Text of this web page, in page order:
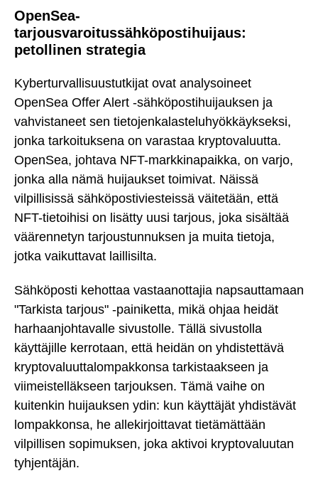
OpenSea-
tarjousvaroitussähköpostihuijaus:
petollinen strategia
Kyberturvallisuustutkijat ovat analysoineet
OpenSea Offer Alert -sähköpostihuijauksen ja
vahvistaneet sen tietojenkalasteluhyökkäykseksi,
jonka tarkoituksena on varastaa kryptovaluutta.
OpenSea, johtava NFT-markkinapaikka, on varjo,
jonka alla nämä huijaukset toimivat. Näissä
vilpillisissä sähköpostiviesteissä väitetään, että
NFT-tietoihisi on lisätty uusi tarjous, joka sisältää
väärennetyn tarjoustunnuksen ja muita tietoja,
jotka vaikuttavat laillisilta.
Sähköposti kehottaa vastaanottajia napsauttamaan
"Tarkista tarjous" -painiketta, mikä ohjaa heidät
harhaanjohtavalle sivustolle. Tällä sivustolla
käyttäjille kerrotaan, että heidän on yhdistettävä
kryptovaluuttalompakkonsa tarkistaakseen ja
viimeistelläkseen tarjouksen. Tämä vaihe on
kuitenkin huijauksen ydin: kun käyttäjät yhdistävät
lompakkonsa, he allekirjoittavat tietämättään
vilpillisen sopimuksen, joka aktivoi kryptovaluutan
tyhjentäjän.